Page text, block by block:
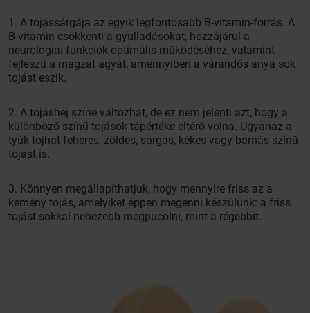
1. A tojássárgája az egyik legfontosabb B-vitamin-forrás. A
B-vitamin csökkenti a gyulladásokat, hozzájárul a
neurológiai funkciók optimális működéséhez, valamint
fejleszti a magzat agyát, amennyiben a várandós anya sok
tojást eszik.
2. A tojáshéj színe változhat, de ez nem jelenti azt, hogy a
különböző színű tojások tápértéke eltérő volna. Ugyanaz a
tyúk tojhat fehéres, zöldes, sárgás, kékes vagy barnás színű
tojást is.
3. Könnyen megállapíthatjuk, hogy mennyire friss az a
kemény tojás, amelyiket éppen megenni készülünk: a friss
tojást sokkal nehezebb megpucolni, mint a régebbit.